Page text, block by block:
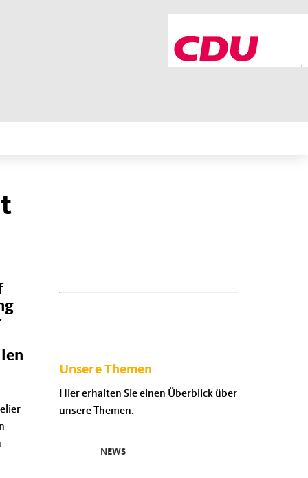
Unsere Themen
Hier erhalten Sie einen Überblick über
unsere Themen.
NEWS